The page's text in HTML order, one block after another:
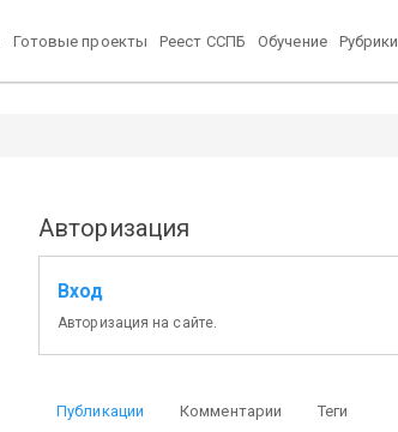
Готовые проекты Реест ССПБ Обучение Рубрики
Авторизация
Вход
Авторизация на сайте.
Публикации Комментарии Теги